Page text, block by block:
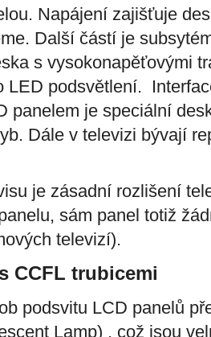
Napájení zajišťuje
Další částí je
s vysokonapěťovými
LED podsvětlení.
panelem je speciální
Dále v televizi bývají
je zásadní rozlišení
sám panel totiž
televizí).
CCFL trubicemi
podsvitu LCD panelů
Lamp) , což jsou